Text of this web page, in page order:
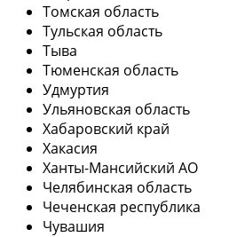
Томская область
Тульская область
Тыва
Тюменская область
Удмуртия
Ульяновская область
Хабаровский край
Хакасия
Ханты-Мансийский АО
Челябинская область
Чеченская республика
Чувашия